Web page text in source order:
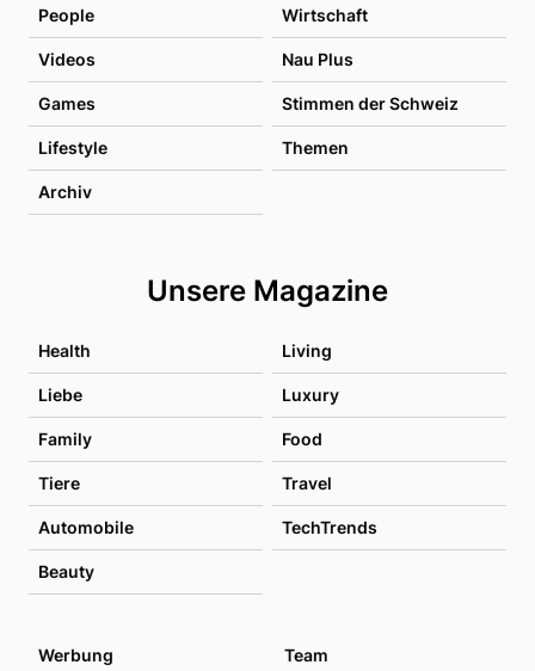
People Wirtschaft
Videos Nau Plus
Games Stimmen der Schweiz
Lifestyle Themen
Archiv
Unsere Magazine
Health Living
Liebe Luxury
Family Food
Tiere Travel
Automobile TechTrends
Beauty
Werbung Team